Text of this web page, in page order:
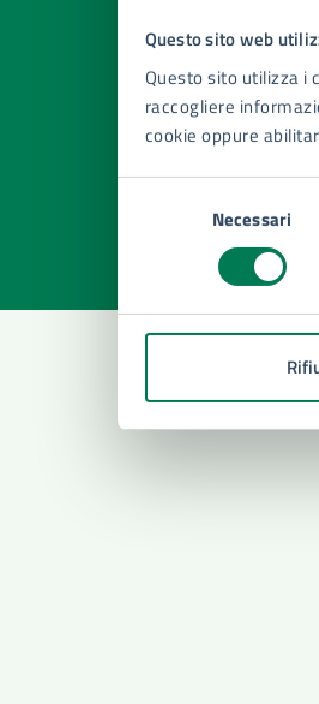
Questo sito web
Questo sito utilizza i
raccogliere
cookie oppure
Necessari